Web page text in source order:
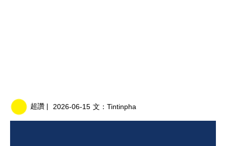
超讚 | 2026-06-15 文： Tintinpha